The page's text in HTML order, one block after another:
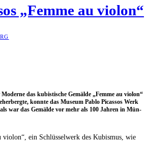
„Femme au violon“
das kubis­ti­sche Gemäl­de „Femme au vio­lon“
konn­te das Muse­um Pablo Picas­sos Werk
war das Gemäl­de vor mehr als 100 Jah­ren in Mün­
vio­lon“, ein Schlüs­sel­werk des Kubis­mus, wie